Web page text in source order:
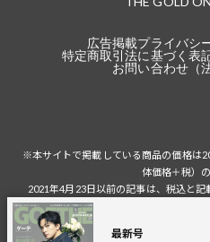
最新号
広告掲載プライバシ
特定商取引法に基づく表
お問い合わせ（
※本サイトで掲載している商品の価格は
体価格＋税）
2021年4月23日以前の記事は、税込と
税込の場合の税額は掲載